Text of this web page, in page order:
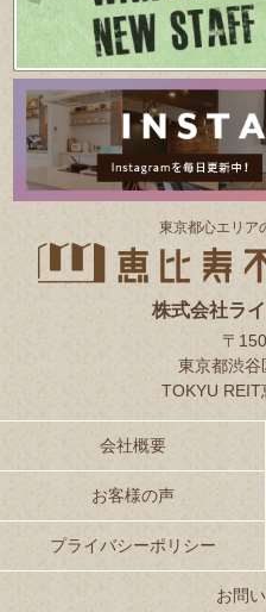
東京都⼼エリア
株式会社ラ
〒
東京都渋谷
TOKYU
会社概要
お客様の声
プライバシーポリシー
お問